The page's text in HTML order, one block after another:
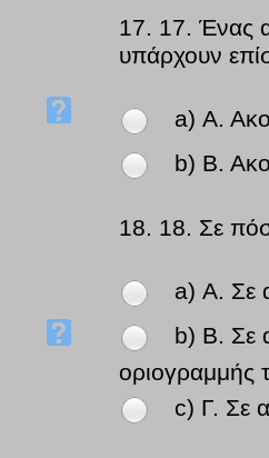
17. 17. Ένας
υπάρχουν
a) Α.
b) Β.
18. 18. Σε
a) Α. Σε
b) Β. Σε
οριογραμμής
c) Γ. Σε